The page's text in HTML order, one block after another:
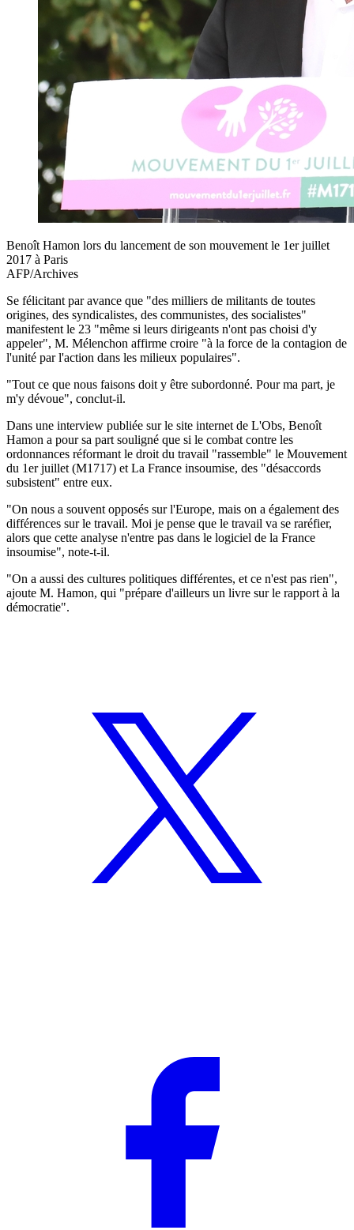
Benoît Hamon lors du lancement de son mouvement le 1er juillet
2017 à Paris
AFP/Archives
Se félicitant par avance que "des milliers de militants de toutes
origines, des syndicalistes, des communistes, des socialistes"
manifestent le 23 "même si leurs dirigeants n'ont pas choisi d'y
appeler", M. Mélenchon affirme croire "à la force de la contagion de
l'unité par l'action dans les milieux populaires".
"Tout ce que nous faisons doit y être subordonné. Pour ma part, je
m'y dévoue", conclut-il.
Dans une interview publiée sur le site internet de L'Obs, Benoît
Hamon a pour sa part souligné que si le combat contre les
ordonnances réformant le droit du travail "rassemble" le Mouvement
du 1er juillet (M1717) et La France insoumise, des "désaccords
subsistent" entre eux.
"On nous a souvent opposés sur l'Europe, mais on a également des
différences sur le travail. Moi je pense que le travail va se raréfier,
alors que cette analyse n'entre pas dans le logiciel de la France
insoumise", note-t-il.
"On a aussi des cultures politiques différentes, et ce n'est pas rien",
ajoute M. Hamon, qui "prépare d'ailleurs un livre sur le rapport à la
démocratie".